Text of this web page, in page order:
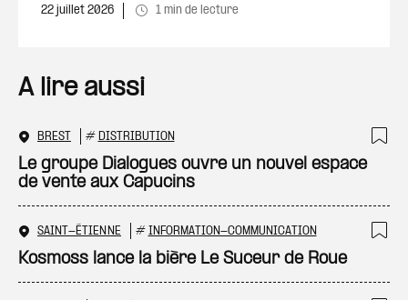
22 juillet 2026 1 min de lecture
A lire aussi
BREST # DISTRIBUTION
Le groupe Dialogues ouvre un nouvel espace
de vente aux Capucins
SAINT-ÉTIENNE # INFORMATION-COMMUNICATION
Kosmoss lance la bière Le Suceur de Roue